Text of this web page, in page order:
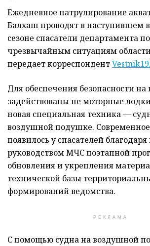
Ежедневное патрулирование
Балхаш проводят в наступившем
сезоне спасатели департамента по
чрезвычайным ситуациям
передает корреспондент
Для обеспечения безопасности на
задействованы не моторные
новая специальная техника —
воздушной подушке. Современное
появилось у спасателей
руководством МЧС поэтапной
обновления и укрепления
технической базы
формирований ведомства.
РЕКЛАМА
С помощью судна на воздушной